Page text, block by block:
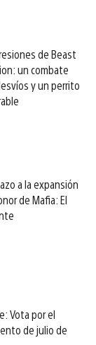
de Beast
un combate
y un perrito
a la expansión
de Mafia: El
Vota por el
de julio de